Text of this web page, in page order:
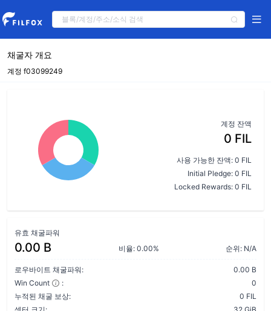
채굴자 개요
계정 f03099249
계정 잔액
0 FIL
사용 가능한 잔액: 0 FIL
Initial Pledge: 0 FIL
Locked Rewards: 0 FIL
유효 채굴파워
0.00 B 비율: 0.00% 순위: N/A
로우바이트 채굴파워:
0.00 B
Win Count
:
0
누적된 채굴 보상:
0 FIL